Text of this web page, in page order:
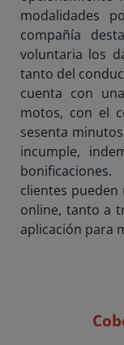
modalidades
compañía
voluntaria los
tanto del
cuenta con
motos, con el
sesenta
incumple,
clientes pueden
online, tanto a
aplicación para